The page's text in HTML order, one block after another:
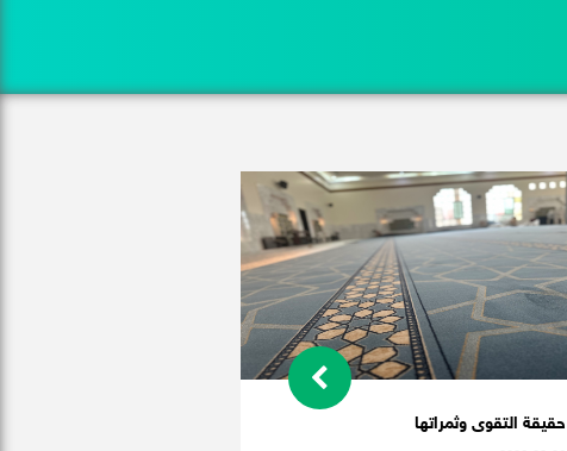
حقيقة التقوى وثمراتها